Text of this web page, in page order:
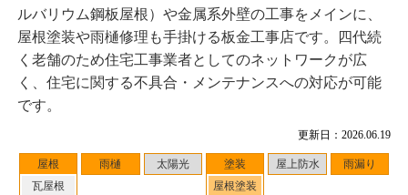
更新日：2026.06.19
屋根
瓦屋根
雨樋 太陽光
塗装
屋根塗装
屋上防水 雨漏り
ルバリウム鋼板屋根）や金属系外壁の工事をメインに、
屋根塗装や雨樋修理も手掛ける板金工事店です。四代続
く老舗のため住宅工事業者としてのネットワークが広
く、住宅に関する不具合・メンテナンスへの対応が可能
です。